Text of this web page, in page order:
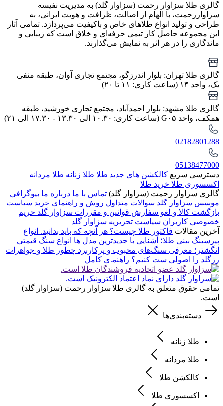
گالری طلا سزاوار رحمت (سزاوار گلد) به مدیریت نفیسه
سزاواررحمت، با الهام از اصالت، ظرافت و هویت ایرانی، به
طراحی و تولید انواع طلاهای خاص و باکیفیت می‌پردازد. تمامی آثار
این مجموعه حاصل کار تیمی حرفه‌ای و خلاق است که زیبایی و
ماندگاری را در هر اثر به نمایش می‌گذارند.
گالری طلا تهران: بلوار اندرزگو، مجتمع تجاری آوان، طبقه منفی
یک، واحد ۱۴ (ساعت کاری: ۱۱ تا ۲۰)
گالری طلا مشهد: بلوار احمدآباد، مجتمع تجاری خورشید، طبقه
همکف، واحد G۰۵ (ساعت کاری: ۱۰.۳۰ الی ۱۳.۳۰ - ۱۷.۳۰ الی ۲۱)
02182801288
05138477000
دسترسی سریع کالکشن های جدید طلا طلا زنانه طلا مردانه
اکسسوری طلا خرید طلا
گالری سزاوار رحمت (سزاوار گلد) تماس با ما درباره ما بیوگرافی
موسس سزاوار گلد سوالات متداول روش و راهنمای خرید سیاست
بازگشت کالا و لغو سفارش قوانین و مقررات سزاوار گلد حریم
خصوصی کاربران سیاست تحریریه سزاوار گلد
آخرین مقالات فاکتور طلا چیست؟ هر آنچه که باید بدانید. انواع
پیرسینگ بینی طلا؛ آشنایی با جدیدترین مدل ها انواع سنگ قیمتی
انگشتر؛ معرفی سنگ‌های محبوب و پرکاربرد چطور طلا و جواهرات
رزگلد را اصولی ست کنیم؟ راهنمای کامل
تمامی حقوق متعلق به گالری طلا سزاوار رحمت (سزاوار گلد)
است.
دسته‌بندی‌ها
طلا زنانه
طلا مردانه
کالکشن طلا
اکسسوری طلا